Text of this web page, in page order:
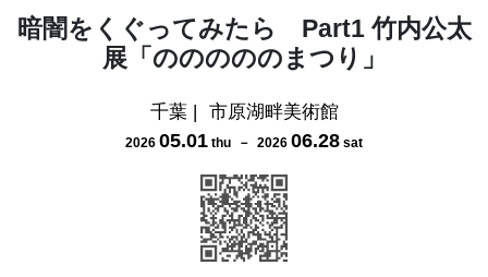
暗闇をくぐってみたら Part1 竹内公太
展「のののののまつり」
千葉| 市原湖畔美術館
2026 05.01 thu － 2026 06.28 sat